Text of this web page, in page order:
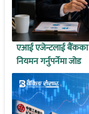
एआई एजेन्टलाई बैंकका
नियमन गर्नुपर्नेमा जोड